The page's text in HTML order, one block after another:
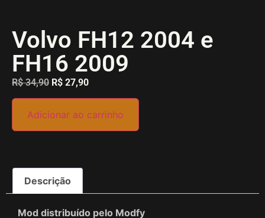
Volvo FH12 2004 e
FH16 2009
R$34,90 R$ 27,90
Adicionar ao carrinho
Descrição
Mod distribuído pelo Modfy